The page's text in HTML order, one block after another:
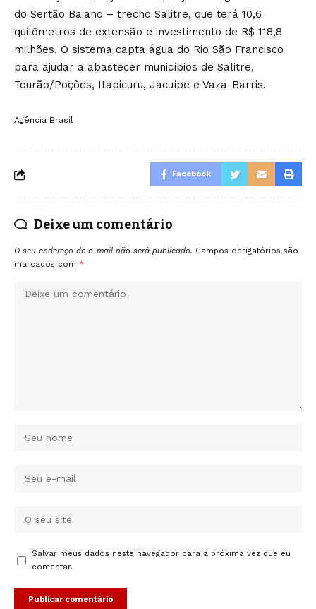
do Sertão Baiano – trecho Salitre, que terá 10,6
quilômetros de extensão e investimento de R$ 118,8
milhões. O sistema capta água do Rio São Francisco
para ajudar a abastecer municípios de Salitre,
Tourão/Poções, Itapicuru, Jacuípe e Vaza-Barris.
Agência Brasil
Facebook
Deixe um comentário
O seu endereço de e-mail não será publicado. Campos obrigatórios são
marcados com *
Salvar meus dados neste navegador para a próxima vez que eu
comentar.